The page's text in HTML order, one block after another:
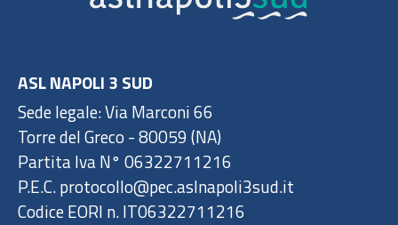
ASL NAPOLI 3 SUD
Sede legale: Via Marconi 66
Torre del Greco - 80059 (NA)
Partita Iva N° 06322711216
P.E.C. protocollo@pec.aslnapoli3sud.it
Codice EORI n. IT06322711216